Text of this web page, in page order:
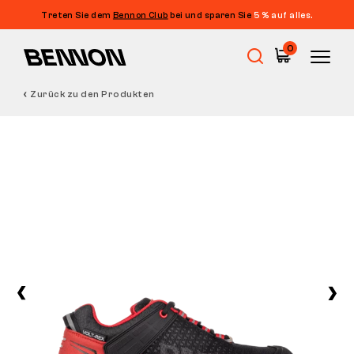
Treten Sie dem Bennon Club bei und sparen Sie 5 % auf alles.
0
Freizeitschuhe
Zurück zu den Produkten